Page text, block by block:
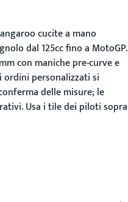
cucite a mano
dal 125cc fino a MotoGP.
con maniche pre-curve e
personalizzati si
delle misure; le
Usa i tile dei piloti sopra